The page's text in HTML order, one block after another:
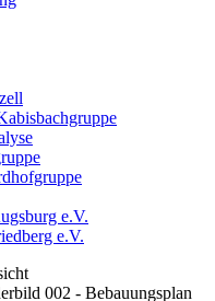
e.V.
e.V.